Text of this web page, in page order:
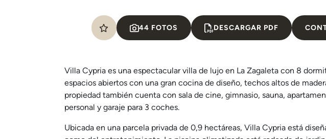
44 FOTOS DESCARGAR PDF
Villa Cypria es una espectacular villa de lujo en La Zagaleta con 8
espacios abiertos con una gran cocina de diseño, techos altos de
propiedad también cuenta con sala de cine, gimnasio, sauna,
personal y garaje para 3 coches.
Ubicada en una parcela privada de 0,9 hectáreas, Villa Cypria está